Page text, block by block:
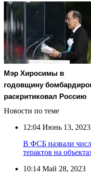
Мэр Хиросимы в
годовщину
раскритиковал Россию
Новости по теме
12:04 Июнь 13, 2023
В ФСБ назвали
терактов на
10:14 Май 28, 2023